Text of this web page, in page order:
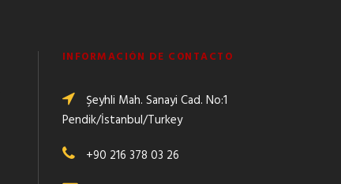
INFORMACIÓN DE CONTACTO
Şeyhli Mah. Sanayi Cad. No:1
Pendik/İstanbul/Turkey
+90 216 378 03 26